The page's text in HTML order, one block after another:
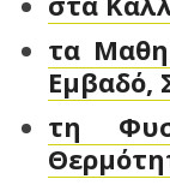
τα
Εμβαδό,
τη